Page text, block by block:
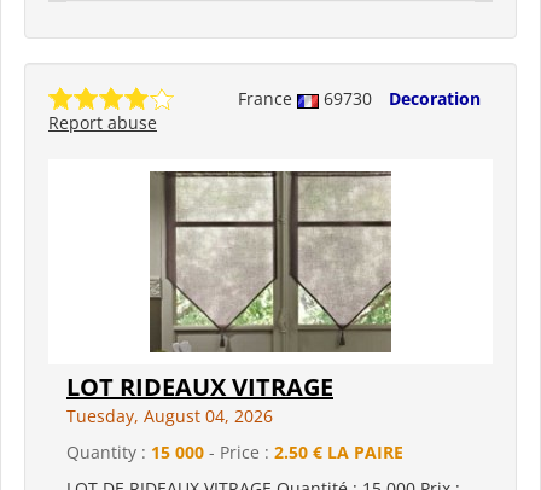
France 69730
Decoration
Report abuse
LOT RIDEAUX VITRAGE
Tuesday, August 04, 2026
Quantity : 15 000 - Price : 2.50 € LA PAIRE